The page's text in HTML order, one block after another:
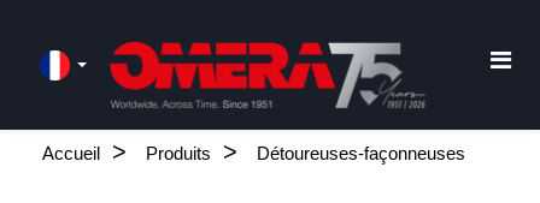
Accueil Produits Détoureuses-façonneuses